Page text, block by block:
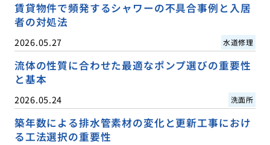
賃貸物件で頻発するシャワーの不具合事例と入居
者の対処法
2026.05.27 水道修理
流体の性質に合わせた最適なポンプ選びの重要性
と基本
2026.05.24 洗面所
築年数による排水管素材の変化と更新工事におけ
る工法選択の重要性